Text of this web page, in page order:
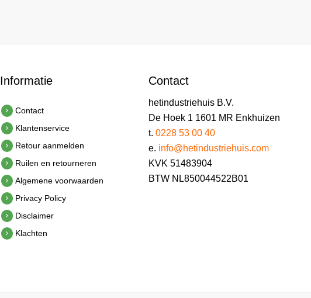
Informatie
Contact
Klantenservice
Retour aanmelden
Ruilen en retourneren
Algemene voorwaarden
Privacy Policy
Disclaimer
Klachten
Contact
hetindustriehuis B.V.
De Hoek 1 1601 MR Enkhuizen
t. 0228 53 00 40
e. info@hetindustriehuis.com
KVK 51483904
BTW NL850044522B01